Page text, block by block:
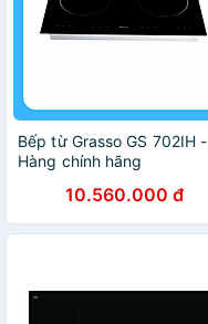
Bếp từ Grasso GS 702IH -
Hàng chính hãng
10.560.000 đ